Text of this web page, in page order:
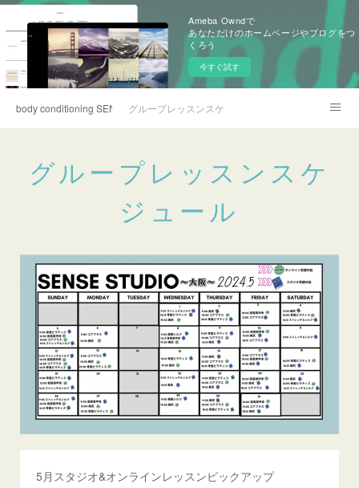
Ameba Owndで
あなただけのホームページやブログをつ
くろう
今すぐ試す
body conditioning SENSE グループレッスンスケジュール
グループレッスンスケ
ジュール
5月スタジオ&オンラインレッスンピックアップ